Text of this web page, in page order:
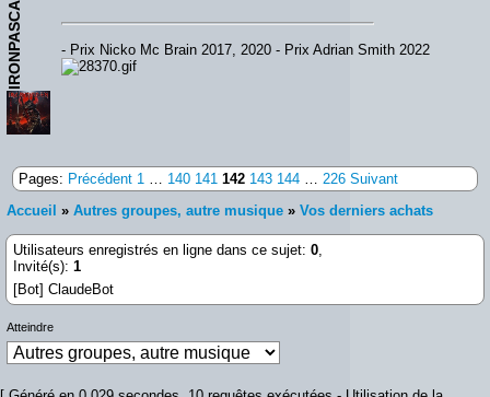
IRONPASCAL - Prix Nicko Mc Brain 2017, 2020 - Prix Adrian Smith 2022
Pages: Précédent 1 … 140 141 142 143 144 … 226 Suivant
Accueil » Autres groupes, autre musique » Vos derniers achats
Utilisateurs enregistrés en ligne dans ce sujet: 0,
Invité(s): 1
[Bot] ClaudeBot
Atteindre